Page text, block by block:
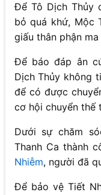
Để Tô Dịch Thủy
bỏ quá khứ, Mộc
giấu thân phận
Để báo đáp ân
Dịch Thủy không
để có được
cơ hội chuyển thế
Dưới sự chăm
Thanh Ca thành
Nhiễm, người đã
Để bảo vệ Tiết